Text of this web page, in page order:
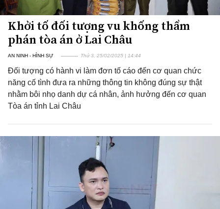
Khởi tố đối tượng vu khống thẩm
phán tòa án ở Lai Châu
AN NINH - HÌNH SỰ Thứ 3, 25/02/2025 | 14:44
Đối tượng có hành vi làm đơn tố cáo đến cơ quan chức
năng cố tình đưa ra những thông tin không đúng sự thật
nhằm bôi nhọ danh dự cá nhân, ảnh hưởng đến cơ quan
Tòa án tỉnh Lai Châu